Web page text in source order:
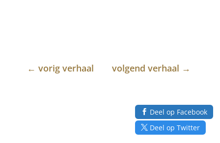
← vorig verhaal volgend verhaal →
Deel op Facebook
Deel op Twitter